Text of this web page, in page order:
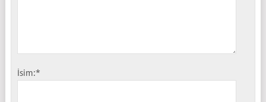
İsim:*